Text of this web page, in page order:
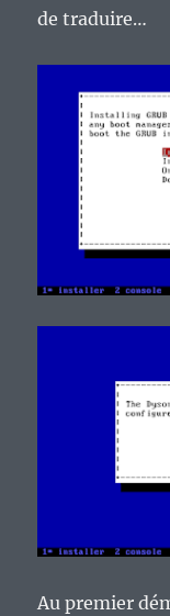
de traduire…
Au premier